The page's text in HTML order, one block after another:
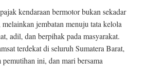
kendaraan bermotor bukan sekadar
melainkan jembatan menuju tata kelola
adil, dan berpihak pada masyarakat.
terdekat di seluruh Sumatera Barat,
ini, dan mari bersama